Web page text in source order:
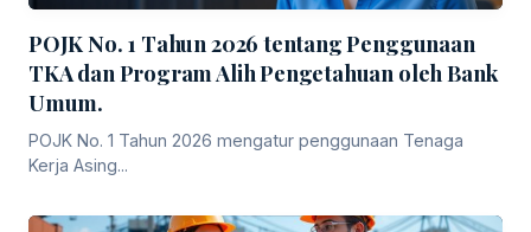
POJK No. 1 Tahun 2026 tentang Penggunaan
TKA dan Program Alih Pengetahuan oleh Bank
Umum.
POJK No. 1 Tahun 2026 mengatur penggunaan Tenaga
Kerja Asing...